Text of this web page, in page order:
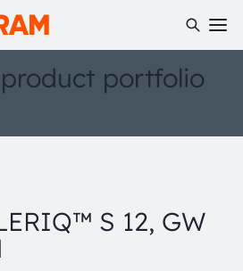
portfolio
S 12, GW